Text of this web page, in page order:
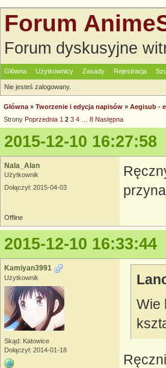
Forum
Forum dyskusyjne
Główna Użytkownicy Zasady Rejestracja
Nie jesteś zalogowany.
Główna » Tworzenie i edycja napisów » Aegisub -
Strony Poprzednia 1 2 3 4 8 Następna
2015-12-10 16:27:58
Nala_Alan
Użytkownik
Dołączył: 2015-04-03
Offline
2015-12-10 16:33:44
Kamiyan3991
Użytkownik
Skąd: Katowice
Dołączył: 2014-01-18
Wie